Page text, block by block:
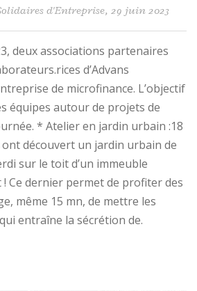
d'Entreprise, 29 juin 2023
deux associations partenaires
d’Advans
de microfinance. L’objectif
équipes autour de projets de
* Atelier en jardin urbain :18
découvert un jardin urbain de
sur le toit d’un immeuble
! Ce dernier permet de profiter des
même 15 mn, de mettre les
entraîne la sécrétion de.